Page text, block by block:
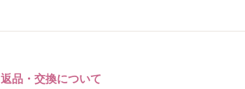
返品・交換について